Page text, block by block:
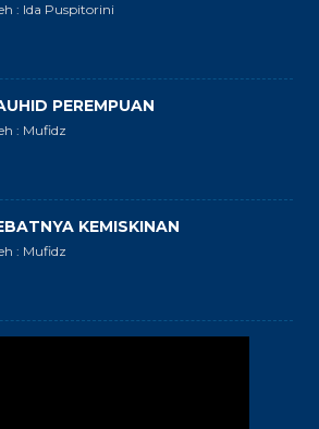
: Ida Puspitorini
PEREMPUAN
: Mufidz
KEMISKINAN
: Mufidz